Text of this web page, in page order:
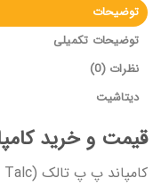
توضیحات
توضیحات تکمیلی
نظرات (0)
دیتاشیت
قیمت و خرید